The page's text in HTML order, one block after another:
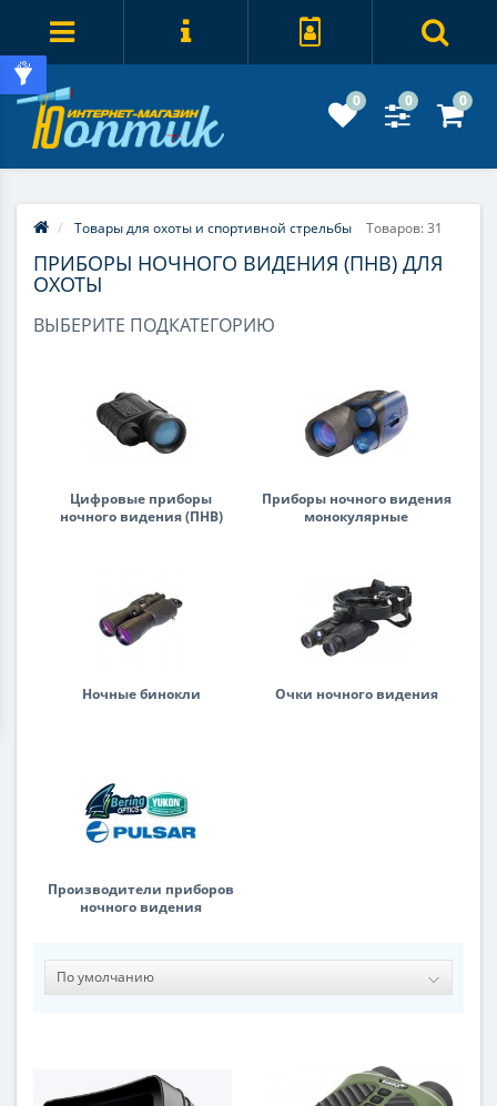
0 0 0
Товары для охоты и спортивной стрельбы Товаров: 31
ПРИБОРЫ НОЧНОГО ВИДЕНИЯ (ПНВ) ДЛЯ
ОХОТЫ
ВЫБЕРИТЕ ПОДКАТЕГОРИЮ
Цифровые приборы
ночного видения (ПНВ)
Приборы ночного видения
монокулярные
Ночные бинокли Очки ночного видения
Производители приборов
ночного видения